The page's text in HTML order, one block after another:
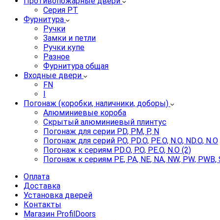
Серия PT
Фурнитура
Ручки
Замки и петли
Ручки купе
Разное
Фурнитура общая
Входные двери
FN
I
Погонаж (коробки, наличники, доборы)
Алюминиевые короба
Скрытый алюминиевый плинтус
Погонаж для серии PD, PM, P, N
Погонаж для серий P.O, PD.O, PE.O, N.O, ND.O, N.O
Погонаж к сериям PD.O, P.O, PE.O, N.O (2)
Погонаж к сериям PE, PA, NE, NA, NW, PW, PWB,
Оплата
Доставка
Установка дверей
Контакты
Магазин ProfilDoors